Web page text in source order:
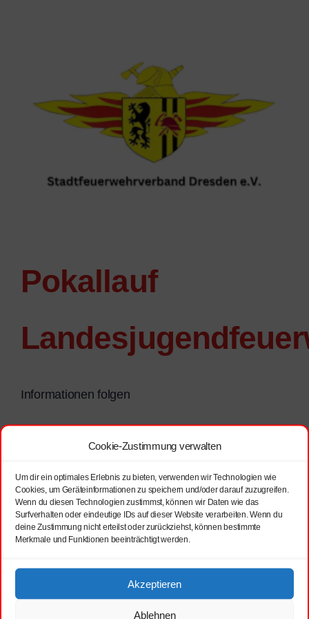
Cookie-Zustimmung verwalten
Um dir ein optimales Erlebnis zu bieten, verwenden wir Technologien wie
Cookies, um Geräteinformationen zu speichern und/oder darauf zuzugreifen.
Wenn du diesen Technologien zustimmst, können wir Daten wie das
Surfverhalten oder eindeutige IDs auf dieser Website verarbeiten. Wenn du
deine Zustimmung nicht erteilst oder zurückziehst, können bestimmte
Merkmale und Funktionen beeinträchtigt werden.
Akzeptieren
Ablehnen
Pokallauf
Informationen folgen
| 19/12/2024 | Kommentare deaktiviert